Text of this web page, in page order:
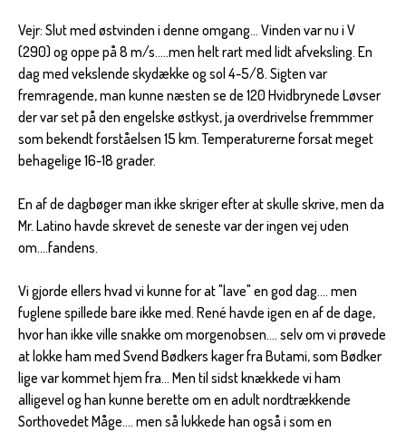
Vejr: Slut med østvinden i denne omgang... Vinden var nu i V
(290) og oppe på 8 m/s.....men helt rart med lidt afveksling. En
dag med vekslende skydække og sol 4-5/8. Sigten var
fremragende, man kunne næsten se de 120 Hvidbrynede Løvser
der var set på den engelske østkyst, ja overdrivelse fremmmer
som bekendt forståelsen 15 km. Temperaturerne forsat meget
behagelige 16-18 grader.
En af de dagbøger man ikke skriger efter at skulle skrive, men da
Mr. Latino havde skrevet de seneste var der ingen vej uden
om....fandens.
Vi gjorde ellers hvad vi kunne for at "lave" en god dag.... men
fuglene spillede bare ikke med. René havde igen en af de dage,
hvor han ikke ville snakke om morgenobsen.... selv om vi prøvede
at lokke ham med Svend Bødkers kager fra Butami, som Bødker
lige var kommet hjem fra... Men til sidst knækkede vi ham
alligevel og han kunne berette om en adult nordtrækkende
Sorthovedet Måge.... men så lukkede han også i som en